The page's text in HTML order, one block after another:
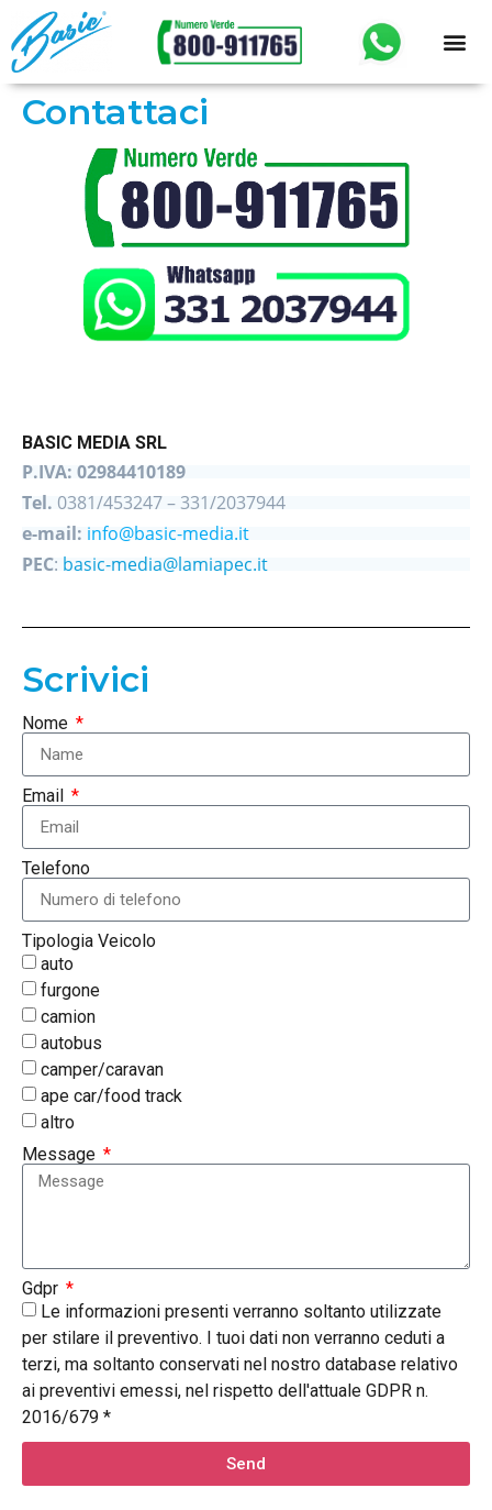
Contattaci
BASIC MEDIA SRL
P.IVA: 02984410189
Tel. 0381/453247 – 331/2037944
e-mail: info@basic-media.it
PEC: basic-media@lamiapec.it
Scrivici
Nome
Email
Telefono
Tipologia Veicolo
auto
furgone
camion
autobus
camper/caravan
ape car/food track
altro
Message
Gdpr
Le informazioni presenti verranno soltanto utilizzate
per stilare il preventivo. I tuoi dati non verranno ceduti a
terzi, ma soltanto conservati nel nostro database relativo
ai preventivi emessi, nel rispetto dell'attuale GDPR n.
2016/679 *
Send